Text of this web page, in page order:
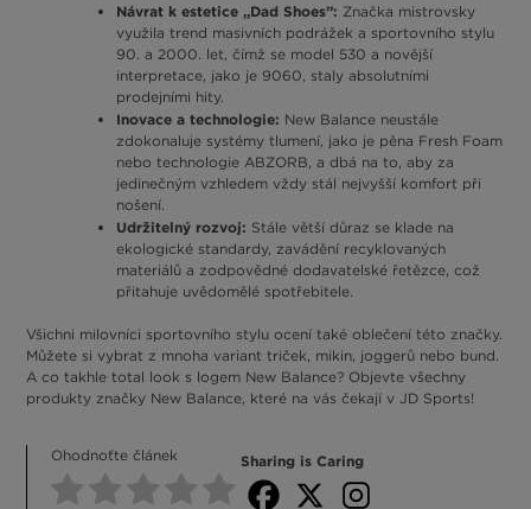
Návrat k estetice „Dad Shoes”: Značka mistrovsky
využila trend masivních podrážek a sportovního stylu
90. a 2000. let, čímž se model 530 a novější
interpretace, jako je 9060, staly absolutními
prodejními hity.
Inovace a technologie: New Balance neustále
zdokonaluje systémy tlumení, jako je pěna Fresh Foam
nebo technologie ABZORB, a dbá na to, aby za
jedinečným vzhledem vždy stál nejvyšší komfort při
nošení.
Udržitelný rozvoj: Stále větší důraz se klade na
ekologické standardy, zavádění recyklovaných
materiálů a zodpovědné dodavatelské řetězce, což
přitahuje uvědomělé spotřebitele.
Všichni milovníci sportovního stylu ocení také oblečení této značky.
Můžete si vybrat z mnoha variant triček, mikin, joggerů nebo bund.
A co takhle total look s logem New Balance? Objevte všechny
produkty značky New Balance, které na vás čekají v JD Sports!
Ohodnoťte článek Sharing is Caring